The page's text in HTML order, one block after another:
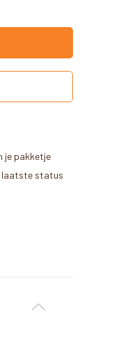
je pakketje
laatste status